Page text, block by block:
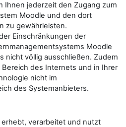
Ihnen jederzeit den Zugang zum
Moodle und den dort
zu gewährleisten.
Einschränkungen der
Moodle
nicht völlig ausschließen. Zudem
des Internets und in Ihrer
nicht im
des Systemanbieters.
verarbeitet und nutzt